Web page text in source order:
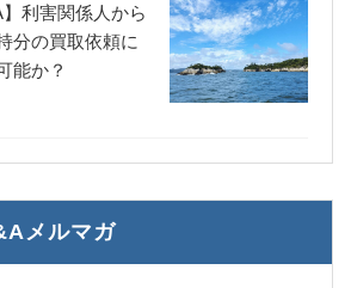
】利害関係人から
分の買取依頼に
能か？
メルマガ